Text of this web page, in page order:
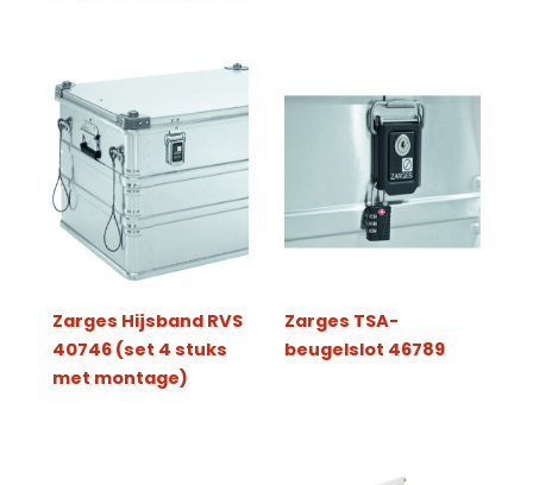
Zarges Hijsband RVS
40746 (set 4 stuks
met montage)
Zarges TSA-
beugelslot 46789